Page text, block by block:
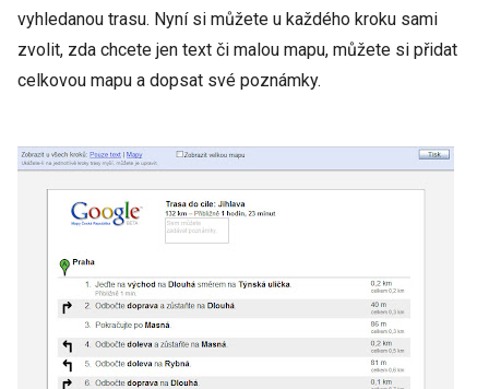
vyhledanou trasu. Nyní si můžete u každého kroku sami
zvolit, zda chcete jen text či malou mapu, můžete si přidat
celkovou mapu a dopsat své poznámky.